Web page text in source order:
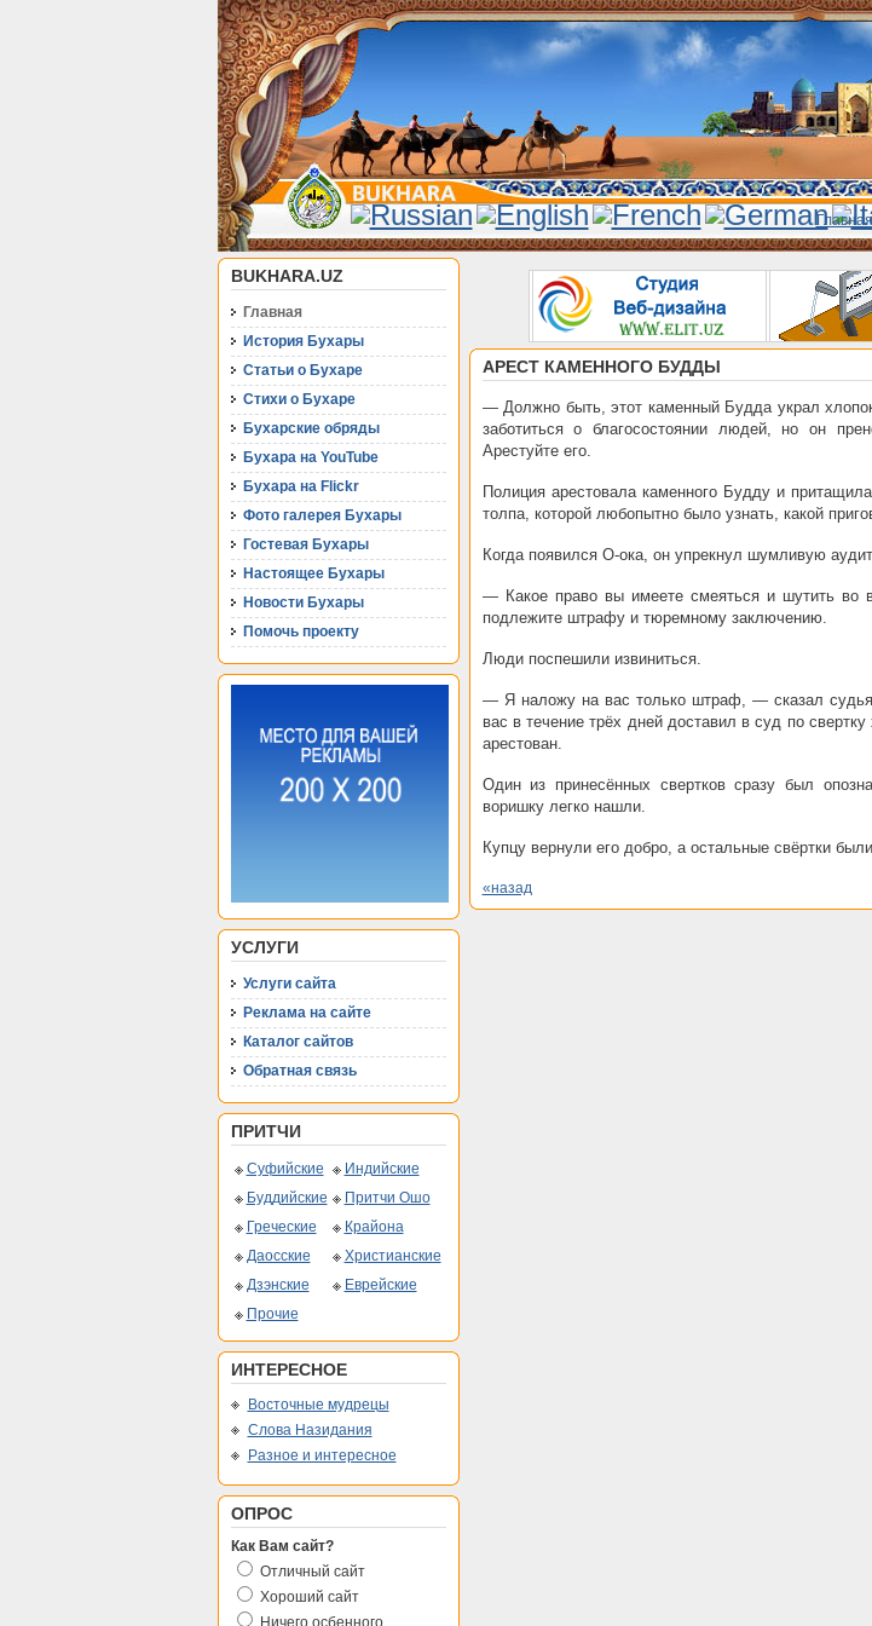
Главная
BUKHARA.UZ
Главная
История Бухары
Статьи о Бухаре
Стихи о Бухаре
Бухарские обряды
Бухара на YouTube
Бухара на Flickr
Фото галерея Бухары
Гостевая Бухары
Настоящее Бухары
Новости Бухары
Помочь проекту
УСЛУГИ
Услуги сайта
Реклама на сайте
Каталог сайтов
Обратная связь
ПРИТЧИ
Суфийские
Индийские
Буддийские
Притчи Ошо
Греческие
Крайона
Даосские
Христианские
Дзэнские
Еврейские
Прочие
ИНТЕРЕСНОЕ
Восточные мудрецы
Слова Назидания
Разное и интересное
ОПРОС
Как Вам сайт?
Отличный сайт
Хороший сайт
Ничего осбенного
АРЕСТ КАМЕННОГО БУДДЫ
— Должно быть, этот каменный Будда украл
заботиться о благосостоянии людей, но он
Арестуйте его.
Полиция арестовала каменного Будду и
толпа, которой любопытно было узнать, какой
Когда появился О-ока, он упрекнул шумливую
— Какое право вы имеете смеяться и шутить во
подлежите штрафу и тюремному заключению.
Люди поспешили извиниться.
— Я наложу на вас только штраф, — сказал
вас в течение трёх дней доставил в суд по
арестован.
Один из принесённых свертков сразу был
воришку легко нашли.
Купцу вернули его добро, а остальные свёртки
«назад